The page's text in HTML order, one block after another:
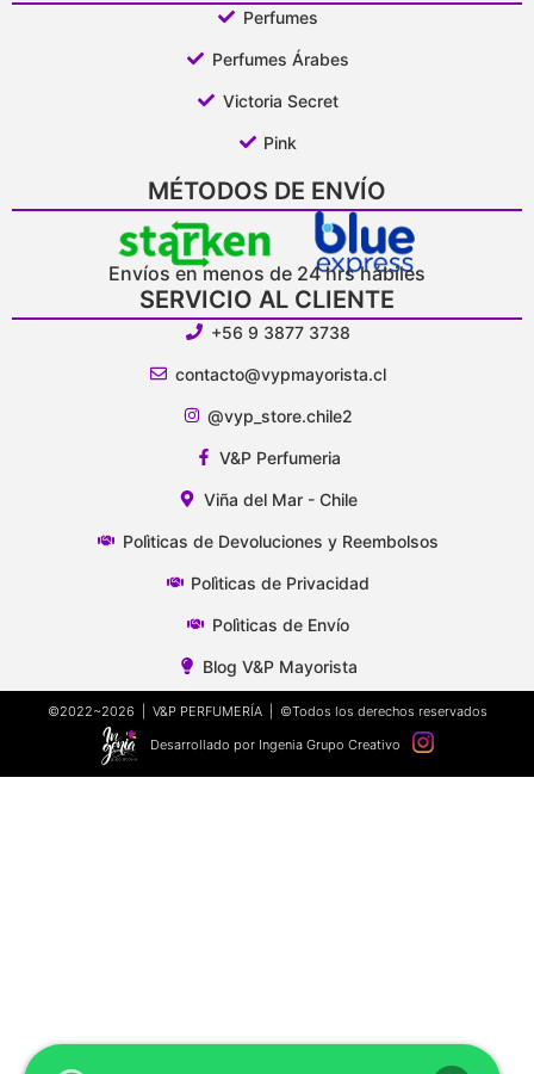
Perfumes
Perfumes Árabes
Victoria Secret
Pink
MÉTODOS DE ENVÍO
Envíos en menos de 24 hrs hábiles
SERVICIO AL CLIENTE
+56 9 3877 3738
contacto@vypmayorista.cl
@vyp_store.chile2
V&P Perfumeria
Viña del Mar - Chile
Polìticas de Devoluciones y Reembolsos
Polìticas de Privacidad
Polìticas de Envío
Blog V&P Mayorista
©2022~2026 | V&P PERFUMERÍA | ©Todos los derechos reservados
Desarrollado por Ingenia Grupo Creativo